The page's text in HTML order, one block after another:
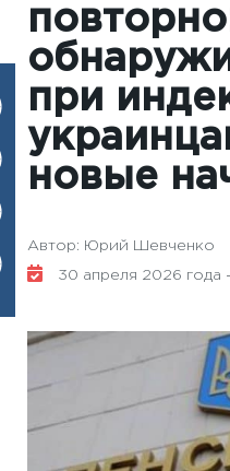
при
новые
Автор: Юрий Шевченко
30 апреля 2026 года